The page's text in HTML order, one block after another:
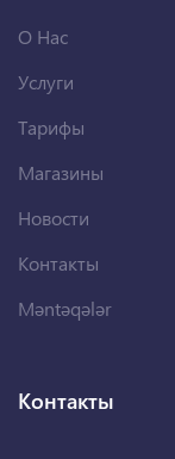
О Нас
Услуги
Тарифы
Магазины
Новости
Контакты
Məntəqələr
Контакты